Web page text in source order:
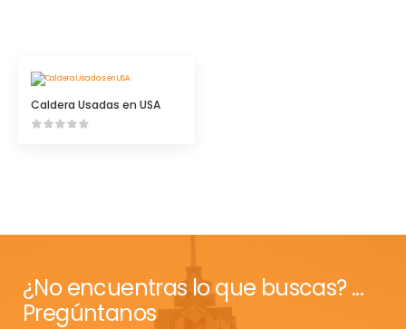
Caldera Usadas en USA
¿No encuentras lo que buscas? ...
Pregúntanos